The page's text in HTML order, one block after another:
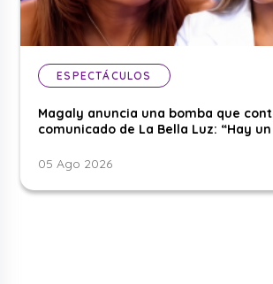
ESPECTÁCULOS
Magaly anuncia una bomba que
comunicado de La Bella Luz: “Hay
05 Ago 2026